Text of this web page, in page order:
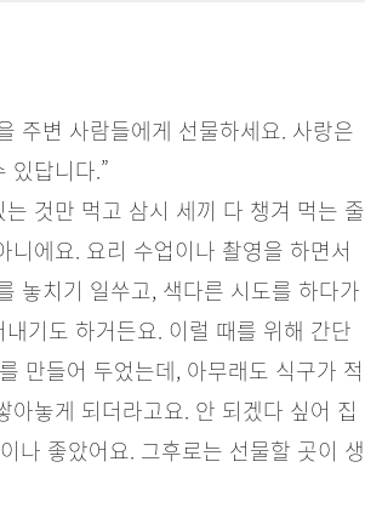
주변 사람들에게 선물하세요. 사랑은
있답니다.”
것만 먹고 삼시 세끼 다 챙겨 먹는 줄
니에요. 요리 수업이나 촬영을 하면서
놓치기 일쑤고, 색다른 시도를 하다가
기도 하거든요. 이럴 때를 위해 간단
만들어 두었는데, 아무래도 식구가 적
아놓게 되더라고요. 안 되겠다 싶어 집
나 좋았어요. 그후로는 선물할 곳이 생